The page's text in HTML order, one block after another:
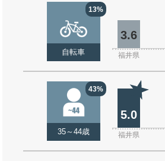
13%
自転車
3.6
福井県
43%
35～44歳
5.0
福井県